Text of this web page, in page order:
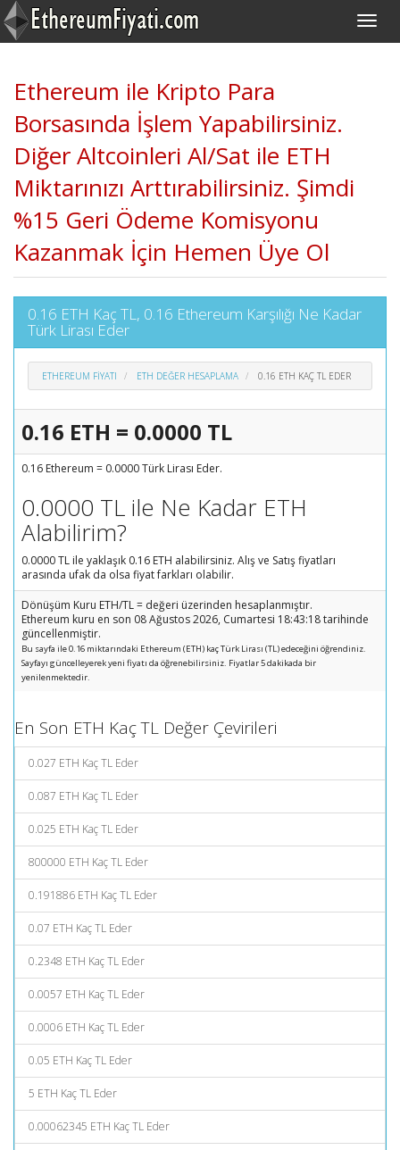
Ethereum ile Kripto Para
Borsasında İşlem Yapabilirsiniz.
Diğer Altcoinleri Al/Sat ile ETH
Miktarınızı Arttırabilirsiniz. Şimdi
%15 Geri Ödeme Komisyonu
Kazanmak İçin Hemen Üye Ol
0.16 ETH Kaç TL, 0.16 Ethereum Karşılığı Ne Kadar
Türk Lirası Eder
ETHEREUM FIYATI ETH DEĞER HESAPLAMA 0.16 ETH KAÇ TL EDER
0.16 ETH = 0.0000 TL
0.16 Ethereum = 0.0000 Türk Lirası Eder.
0.0000 TL ile Ne Kadar ETH
Alabilirim?
0.0000 TL ile yaklaşık 0.16 ETH alabilirsiniz. Alış ve Satış fiyatları
arasında ufak da olsa fiyat farkları olabilir.
Dönüşüm Kuru ETH/TL = değeri üzerinden hesaplanmıştır.
Ethereum kuru en son 08 Ağustos 2026, Cumartesi 18:43:18 tarihinde
güncellenmiştir.
Bu sayfa ile 0.16 miktarındaki Ethereum (ETH) kaç Türk Lirası (TL) edeceğini öğrendiniz.
Sayfayı güncelleyerek yeni fiyatı da öğrenebilirsiniz. Fiyatlar 5 dakikada bir
yenilenmektedir.
En Son ETH Kaç TL Değer Çevirileri
0.027 ETH Kaç TL Eder
0.087 ETH Kaç TL Eder
0.025 ETH Kaç TL Eder
800000 ETH Kaç TL Eder
0.191886 ETH Kaç TL Eder
0.07 ETH Kaç TL Eder
0.2348 ETH Kaç TL Eder
0.0057 ETH Kaç TL Eder
0.0006 ETH Kaç TL Eder
0.05 ETH Kaç TL Eder
5 ETH Kaç TL Eder
0.00062345 ETH Kaç TL Eder